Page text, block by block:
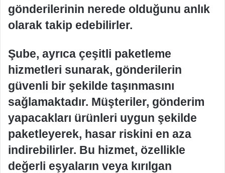
gönderilerinin nerede olduğunu anlık
olarak takip edebilirler.
Şube, ayrıca çeşitli paketleme
hizmetleri sunarak, gönderilerin
güvenli bir şekilde taşınmasını
sağlamaktadır. Müşteriler, gönderim
yapacakları ürünleri uygun şekilde
paketleyerek, hasar riskini en aza
indirebilirler. Bu hizmet, özellikle
değerli eşyaların veya kırılgan